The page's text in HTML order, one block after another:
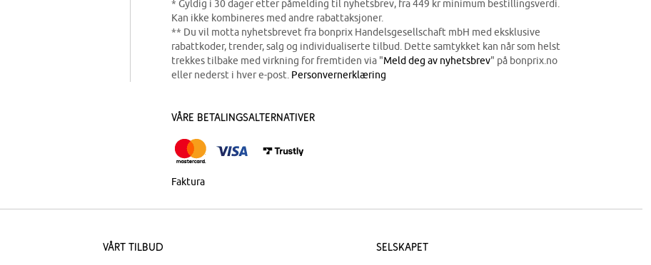
* Gyldig i 30 dager etter påmelding til nyhetsbrev, fra 449 kr minimum bestillingsverdi.
Kan ikke kombineres med andre rabattaksjoner.
** Du vil motta nyhetsbrevet fra bonprix Handelsgesellschaft mbH med eksklusive
rabattkoder, trender, salg og individualiserte tilbud. Dette samtykket kan når som helst
trekkes tilbake med virkning for fremtiden via "Meld deg av nyhetsbrev" på bonprix.no
eller nederst i hver e-post. Personvernerklæring
Våre betalingsalternativer
Faktura
Vårt tilbud Selskapet